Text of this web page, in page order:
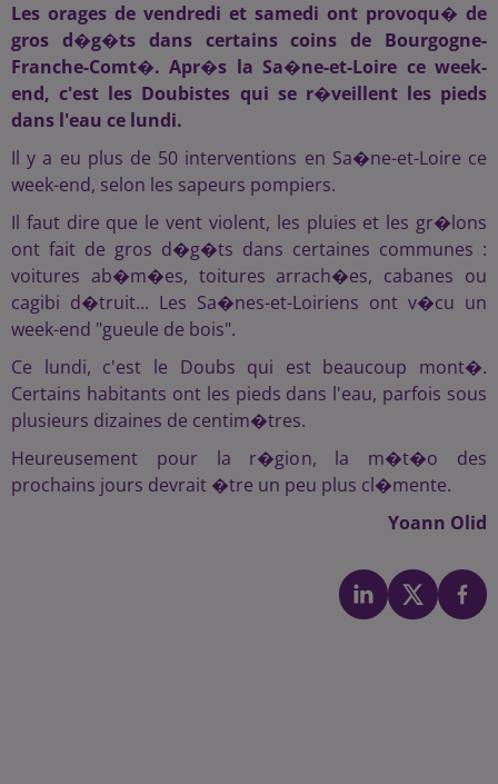
Les orages de vendredi et samedi ont provoqu� de
gros d�g�ts dans certains coins de Bourgogne-
Franche-Comt�. Apr�s la Sa�ne-et-Loire ce week-
end, c'est les Doubistes qui se r�veillent les pieds
dans l'eau ce lundi.
Il y a eu plus de 50 interventions en Sa�ne-et-Loire ce
week-end, selon les sapeurs pompiers.
Il faut dire que le vent violent, les pluies et les gr�lons
ont fait de gros d�g�ts dans certaines communes :
voitures ab�m�es, toitures arrach�es, cabanes ou
cagibi d�truit... Les Sa�nes-et-Loiriens ont v�cu un
week-end "gueule de bois".
Ce lundi, c'est le Doubs qui est beaucoup mont�.
Certains habitants ont les pieds dans l'eau, parfois sous
plusieurs dizaines de centim�tres.
Heureusement pour la r�gion, la m�t�o des
prochains jours devrait �tre un peu plus cl�mente.
Yoann Olid